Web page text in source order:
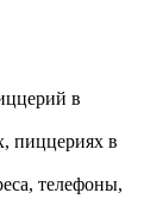
в
пиццериях в
телефоны,